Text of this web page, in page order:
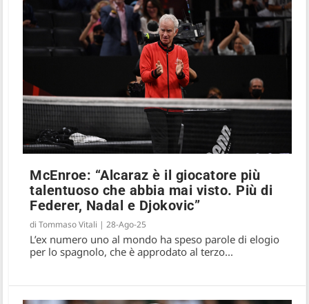
McEnroe: “Alcaraz è il giocatore più
talentuoso che abbia mai visto. Più di
Federer, Nadal e Djokovic”
diTommaso Vitali |28-Ago-25
L’ex numero uno al mondo ha speso parole di elogio
per lo spagnolo, che è approdato al terzo...